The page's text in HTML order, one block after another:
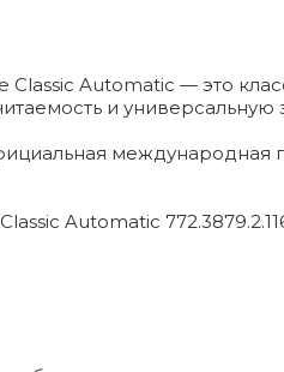
Classic Automatic — это
и универсальную
Automatic